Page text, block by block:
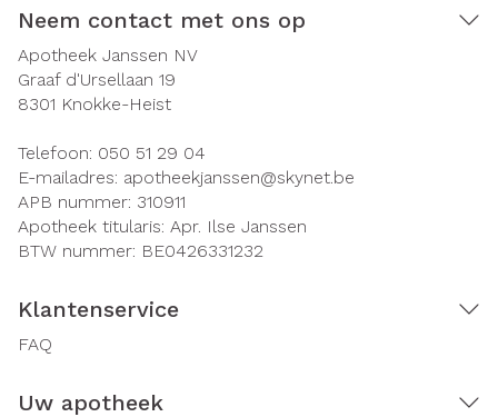
Neem contact met ons op
Apotheek Janssen NV
Graaf d'Ursellaan 19
8301 Knokke-Heist
Telefoon: 050 51 29 04
E-mailadres: apotheekjanssen@skynet.be
APB nummer: 310911
Apotheek titularis: Apr. Ilse Janssen
BTW nummer: BE0426331232
Klantenservice
FAQ
Uw apotheek